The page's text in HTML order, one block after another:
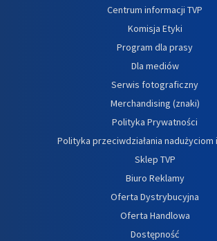
Centrum informacji TVP
Komisja Etyki
Program dla prasy
Dla mediów
Serwis fotograficzny
Merchandising (znaki)
Polityka Prywatności
Polityka przeciwdziałania nadużyciom
Sklep TVP
Biuro Reklamy
Oferta Dystrybucyjna
Oferta Handlowa
Dostępność